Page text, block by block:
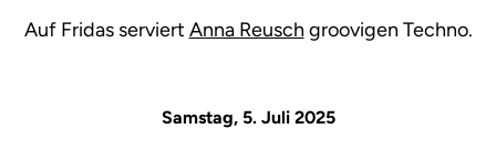
Auf Fridas serviert Anna Reusch groovigen Techno.
Samstag, 5. Juli 2025